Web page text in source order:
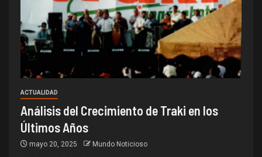
ACTUALIDAD
Análisis del Crecimiento de Traki en los
Últimos Años
mayo 20, 2025 Mundo Noticioso